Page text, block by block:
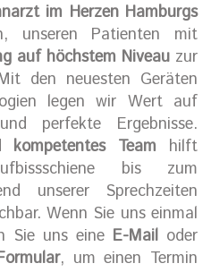
im Herzen Hamburgs
unseren Patienten mit
auf höchstem Niveau zur
den neuesten Geräten
legen wir Wert auf
perfekte Ergebnisse.
kompetentes Team hilft
bis zum
unserer Sprechzeiten
Wenn Sie uns einmal
Sie uns eine E-Mail oder
, um einen Termin